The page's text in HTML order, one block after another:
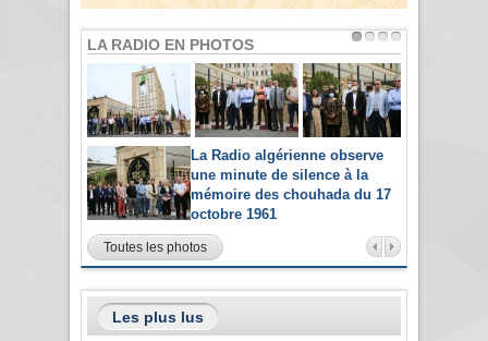
LA RADIO EN PHOTOS
La Radio algérienne observe
une minute de silence à la
mémoire des chouhada du 17
octobre 1961
Toutes les photos
Les plus lus